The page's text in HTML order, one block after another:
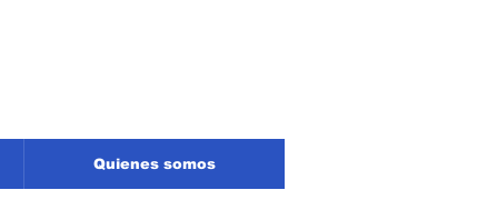
Quienes somos